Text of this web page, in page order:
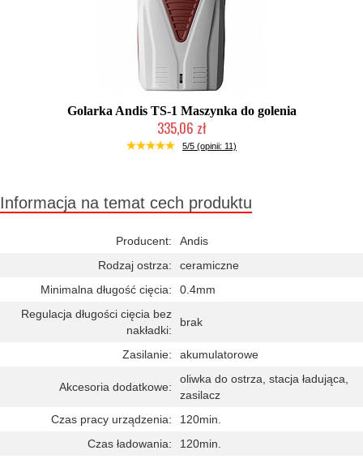
Golarka Andis TS-1 Maszynka do golenia
335,06 zł
Chwilowo niedostępny
5/5 (opinii: 11)
Informacja na temat cech produktu
Producent:
Andis
Rodzaj ostrza:
ceramiczne
Minimalna długość cięcia:
0.4mm
Regulacja długości cięcia bez
nakładki:
brak
Zasilanie: akumulatorowe
Akcesoria dodatkowe:
oliwka do ostrza, stacja ładująca,
zasilacz
Czas pracy urządzenia:
120min.
Czas ładowania:
120min.